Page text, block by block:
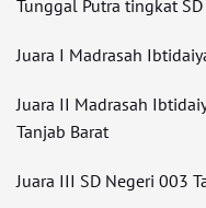
Tunggal Putra tingkat SD
Juara I Madrasah
Juara II Madrasah
Tanjab Barat
Juara III SD Negeri 003